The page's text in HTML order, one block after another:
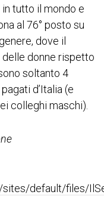
tutto il mondo e
al 76° posto su
dove il
donne rispetto
soltanto 4
d’Italia (e
colleghi maschi).
default/files/